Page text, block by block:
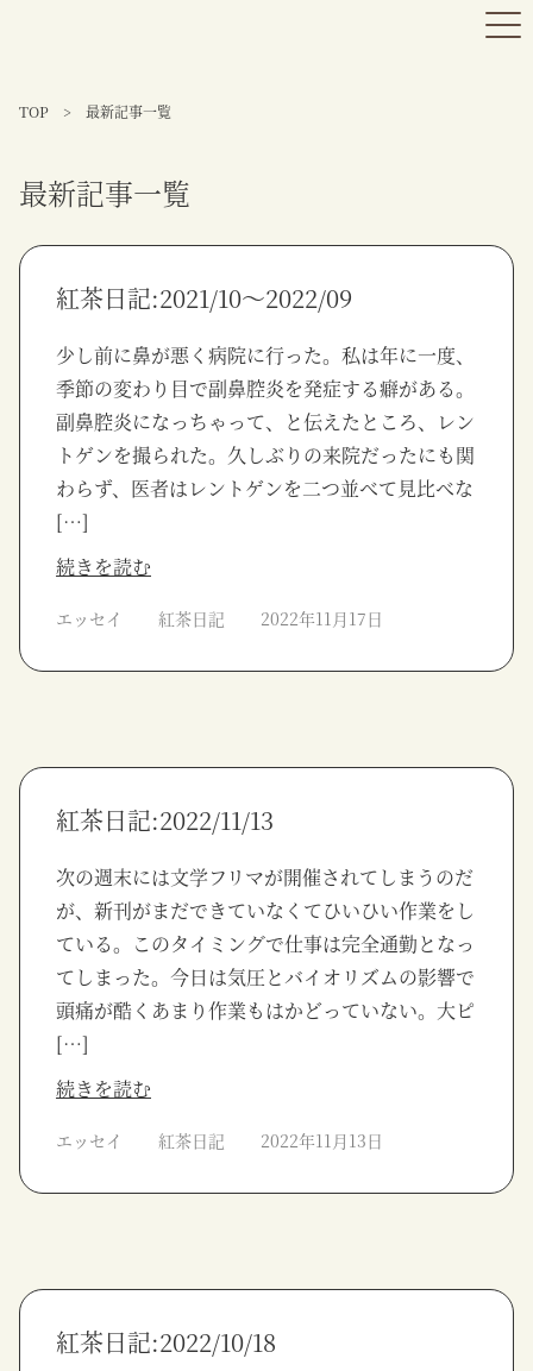
TOP > 最新記事一覧
最新記事一覧
紅茶日記:2021/10～2022/09
少し前に鼻が悪く病院に行った。私は年に一度、
季節の変わり目で副鼻腔炎を発症する癖がある。
副鼻腔炎になっちゃって、と伝えたところ、レン
トゲンを撮られた。久しぶりの来院だったにも関
わらず、医者はレントゲンを二つ並べて見比べな
[…]
続きを読む
エッセイ 紅茶日記 2022年11月17日
紅茶日記:2022/11/13
次の週末には文学フリマが開催されてしまうのだ
が、新刊がまだできていなくてひいひい作業をし
ている。このタイミングで仕事は完全通勤となっ
てしまった。今日は気圧とバイオリズムの影響で
頭痛が酷くあまり作業もはかどっていない。大ピ
[…]
続きを読む
エッセイ 紅茶日記 2022年11月13日
紅茶日記:2022/10/18